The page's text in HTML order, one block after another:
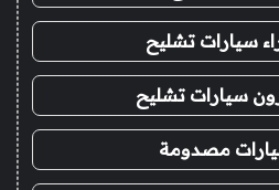
سيارات تشليح
سيارات تشليح
مصدومة